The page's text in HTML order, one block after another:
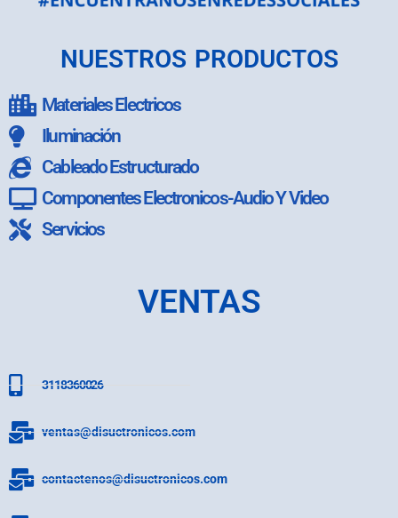
NUESTROS PRODUCTOS
Materiales Electricos
Iluminación
Cableado Estructurado
Componentes Electronicos-Audio Y Video
Servicios
VENTAS
3118360026
ventas@disuctronicos.com
contactenos@disuctronicos.com